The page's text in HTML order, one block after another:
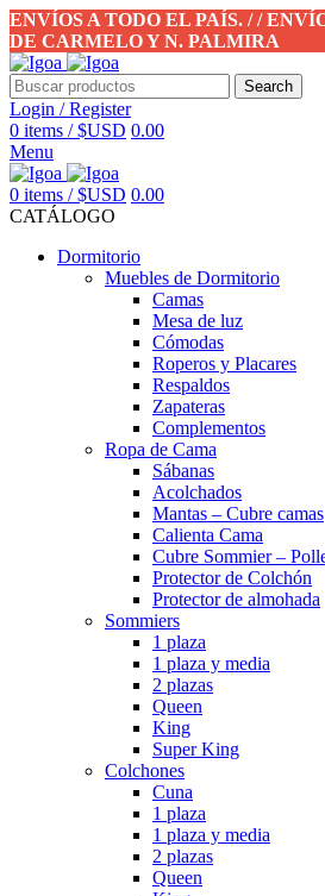
ENVÍOS A TODO EL PAÍS. / /
DE CARMELO Y N. PALMIRA
Search
Login / Register
0 items / $USD 0.00
Menu
0 items / $USD 0.00
CATÁLOGO
Dormitorio
Muebles de Dormitorio
Camas
Mesa de luz
Cómodas
Roperos y Placares
Respaldos
Zapateras
Complementos
Ropa de Cama
Sábanas
Acolchados
Mantas – Cubre camas
Calienta Cama
Cubre Sommier –
Protector de Colchón
Protector de almohada
Sommiers
1 plaza
1 plaza y media
2 plazas
Queen
King
Super King
Colchones
Cuna
1 plaza
1 plaza y media
2 plazas
Queen